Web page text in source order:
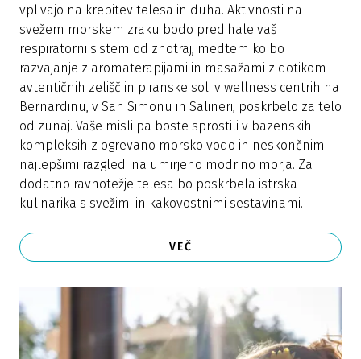
vplivajo na krepitev telesa in duha. Aktivnosti na
svežem morskem zraku bodo predihale vaš
respiratorni sistem od znotraj, medtem ko bo
razvajanje z aromaterapijami in masažami z dotikom
avtentičnih zelišč in piranske soli v wellness centrih na
Bernardinu, v San Simonu in Salineri, poskrbelo za telo
od zunaj. Vaše misli pa boste sprostili v bazenskih
kompleksih z ogrevano morsko vodo in neskončnimi
najlepšimi razgledi na umirjeno modrino morja. Za
dodatno ravnotežje telesa bo poskrbela istrska
kulinarika s svežimi in kakovostnimi sestavinami.
VEČ